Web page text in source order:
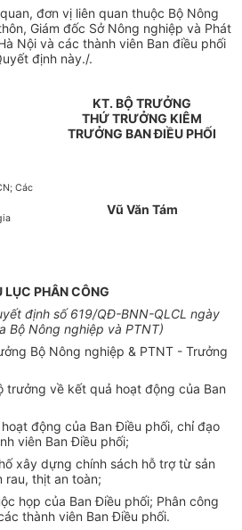
đơn vị liên quan thuộc Bộ Nông
Giám đốc Sở Nông nghiệp và Phát
Nội và các thành viên Ban điều phối
định này./.
Các
KT. BỘ TRƯỞNG
THỨ TRƯỞNG KIÊM
TRƯỞNG BAN ĐIỀU PHỐI
Vũ Văn Tám
LỤC PHÂN CÔNG
định số 619/QĐ-BNN-QLCL ngày
Bộ Nông nghiệp và PTNT)
Bộ Nông nghiệp & PTNT - Trưởng
trưởng về kết quả hoạt động của Ban
động của Ban Điều phối, chỉ đạo
viên Ban Điều phối;
xây dựng chính sách hỗ trợ từ sản
rau, thịt an toàn;
họp của Ban Điều phối; Phân công
thành viên Ban Điều phối.